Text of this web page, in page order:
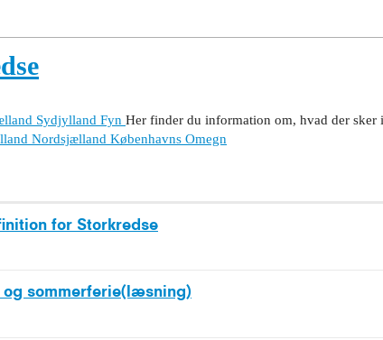
Sydjylland Fyn Her finder du information om, hvad der sker
Nordsjælland Københavns Omegn
for Storkredse
og sommerferie(læsning)